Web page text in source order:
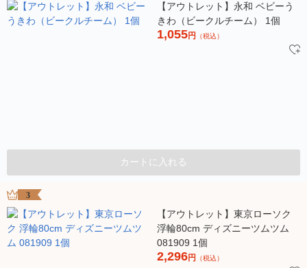
【アウトレット】永和 ベビーう
きわ（ビークルチーム） 1個
1,055円 （税込）
カートに入れる
3
【アウトレット】東京ローソク
浮輪80cm ディズニーツムツム
081909 1個
2,296円 （税込）